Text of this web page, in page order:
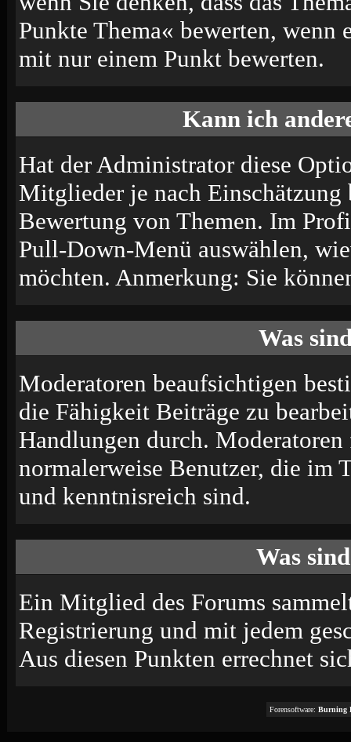
Punkte Thema« bewerten, wenn
mit nur einem Punkt bewerten.
Kann ich
Hat der Administrator diese
Mitglieder je nach Einschätzung
Bewertung von Themen. Im
Pull-Down-Menü auswählen,
möchten. Anmerkung: Sie
Was
Moderatoren beaufsichtigen
die Fähigkeit Beiträge zu
Handlungen durch.
normalerweise Benutzer, die im
und kenntnisreich sind.
Was
Ein Mitglied des Forums
Registrierung und mit jedem
Aus diesen Punkten errechnet
Forensoftware: Burning